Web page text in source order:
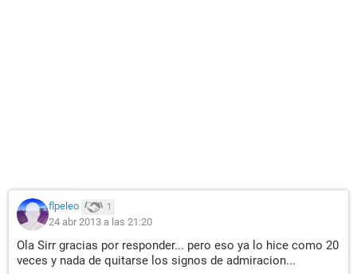
flpeleo 1
24 abr 2013 a las 21:20
Ola Sirr gracias por responder... pero eso ya lo hice como 20
veces y nada de quitarse los signos de admiracion...